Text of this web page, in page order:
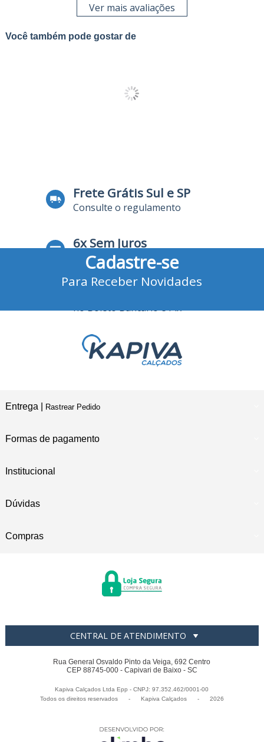
Ver mais avaliações
Você também pode gostar de
Frete Grátis Sul e SP
Consulte o regulamento
6x Sem Juros
no Cartão de Crédito
no Boleto Bancário e Pix
Cadastre-se
Para Receber Novidades
Entrega | Rastrear Pedido
Formas de pagamento
Institucional
Dúvidas
Compras
CENTRAL DE ATENDIMENTO
Rua General Osvaldo Pinto da Veiga, 692 Centro
CEP 88745-000 - Capivari de Baixo - SC
Kapiva Calçados Ltda Epp - CNPJ: 97.352.462/0001-00
Todos os direitos reservados
- Kapiva Calçados - 2026